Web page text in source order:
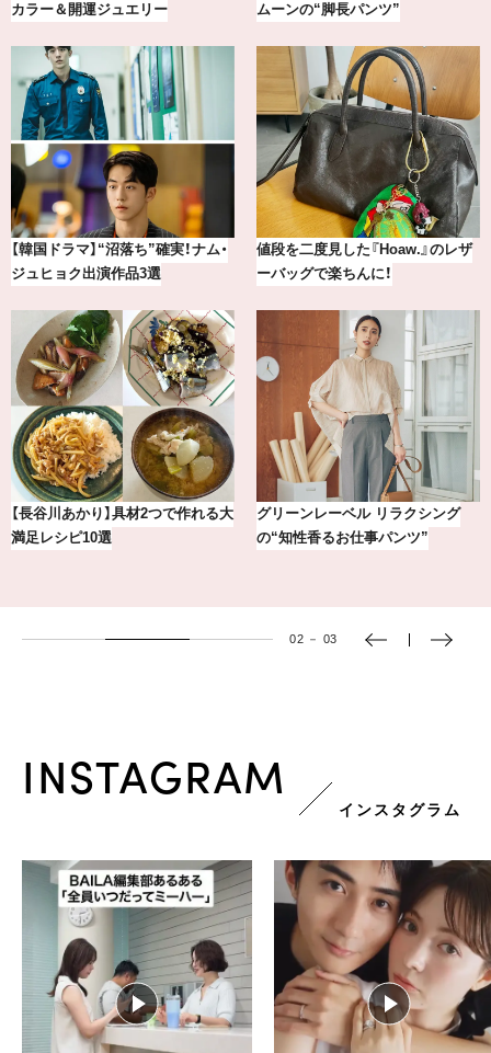
カラー＆開運ジュエリー
ムーンの“脚長パンツ”
【韓国ドラマ】“沼落ち”確実！ナム・
ジュヒョク出演作品3選
値段を二度見した『Hoaw.』のレザ
ーバッグで楽ちんに！
【長谷川あかり】具材2つで作れる大
満足レシピ10選
グリーンレーベル リラクシング
の“知性香るお仕事パンツ”
02 － 03
INSTAGRAM
インスタグラム